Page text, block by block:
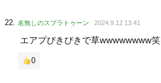
名無しのスプラトゥーン 2024.9.12 13:41
エアプぴきぴきで草wwwwwwww笑
0